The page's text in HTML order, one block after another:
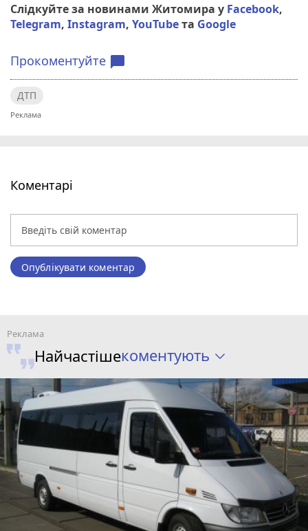
Слідкуйте за новинами Житомира у Facebook,
Telegram, Instagram, YouTubeта Google
Прокоментуйте chat_bubble
ДТП
Коментарі
Опублікувати коментар
Найчастішекоментують